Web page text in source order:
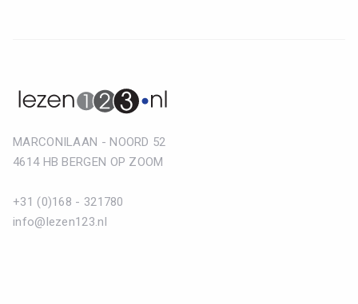
MARCONILAAN - NOORD 52
4614 HB BERGEN OP ZOOM
+31 (0)168 - 321780
info@lezen123.nl